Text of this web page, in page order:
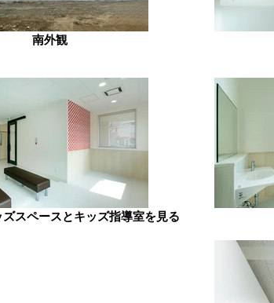
南外観
スペースとキッズ指導室を見る